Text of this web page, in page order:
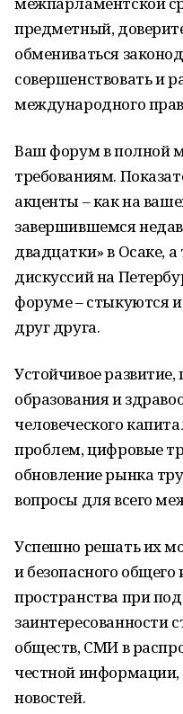
предметный,
обмениваться
совершенствовать и
международного
Ваш форум в полной
требованиям.
акценты – как на
завершившемся
двадцатки» в Осаке,
дискуссий на
форуме – стыкуются
друг друга.
Устойчивое
образования и
человеческого
проблем, цифровые
обновление рынка
вопросы для всего
Успешно решать их
и безопасного
пространства при
заинтересованности
обществ, СМИ в
честной информации,
новостей.